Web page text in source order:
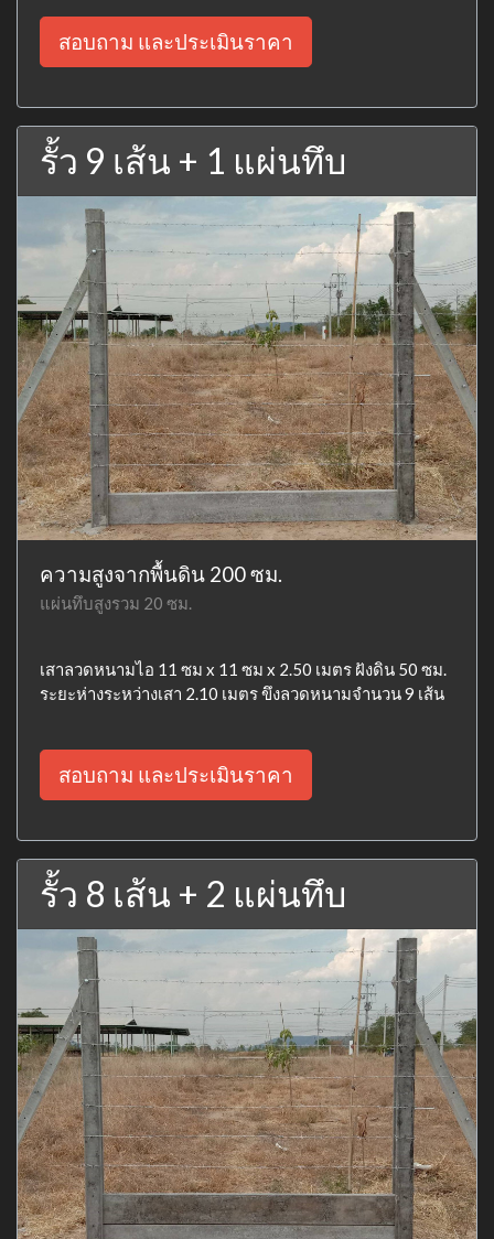
สอบถาม และประเมินราคา
รั้ว 9 เส้น + 1 แผ่นทึบ
ความสูงจากพื้นดิน 200 ซม.
แผ่นทึบสูงรวม 20 ซม.
เสาลวดหนามไอ 11 ซม x 11 ซม x 2.50 เมตร ฝังดิน 50 ซม.
ระยะห่างระหว่างเสา 2.10 เมตร ขึงลวดหนามจำนวน 9 เส้น
สอบถาม และประเมินราคา
รั้ว 8 เส้น + 2 แผ่นทึบ